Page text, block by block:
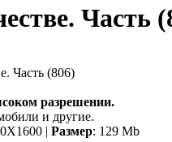
Часть
разрешении.
и другие.
| Размер: 129 Mb